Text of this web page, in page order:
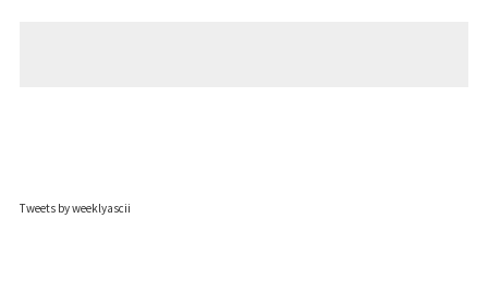
Tweets by weeklyascii